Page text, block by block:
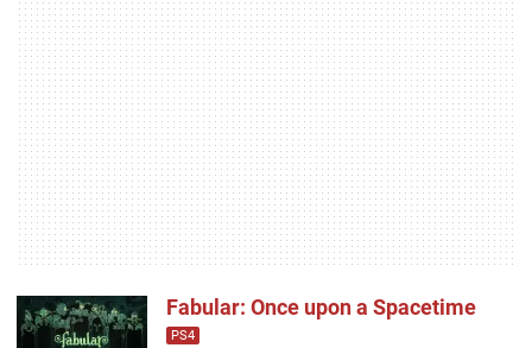
Fabular: Once upon a Spacetime
PS4